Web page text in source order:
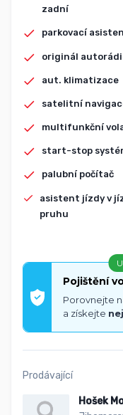
zadní
parkovací
originál
aut. klimatizace
satelitní
multifunkční
start-stop
palubní počítač
asistent jízdy v
pruhu
Pojištění
Porovnejte
a získejte
Prodávající
Hošek